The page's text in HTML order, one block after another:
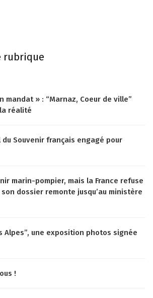
rubrique
mandat » : “Marnaz, Coeur de ville”
réalité
du Souvenir français engagé pour
marin-pompier, mais la France refuse
dossier remonte jusqu’au ministère
Alpes”, une exposition photos signée
!